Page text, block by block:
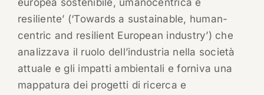
europea sostenibile, umanocentrica e
resiliente’ (‘Towards a sustainable, human-
centric and resilient European industry’) che
analizzava il ruolo dell’industria nella società
attuale e gli impatti ambientali e forniva una
mappatura dei progetti di ricerca e